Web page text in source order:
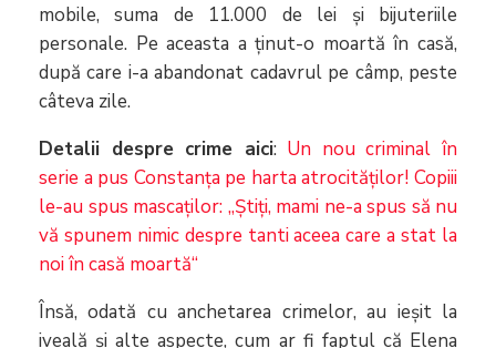
mobile, suma de 11.000 de lei și bijuteriile
personale. Pe aceasta a ținut-o moartă în casă,
după care i-a abandonat cadavrul pe câmp, peste
câteva zile.
Detalii despre crime aici: Un nou criminal în
serie a pus Constanța pe harta atrocităților! Copiii
le-au spus mascaților: „Știți, mami ne-a spus să nu
vă spunem nimic despre tanti aceea care a stat la
noi în casă moartă“
Însă, odată cu anchetarea crimelor, au ieșit la
iveală și alte aspecte, cum ar fi faptul că Elena